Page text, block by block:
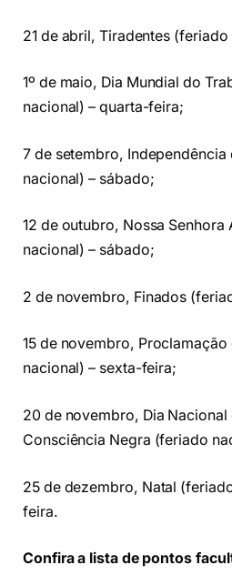
21 de abril, Tiradentes
1º de maio, Dia Mundial do
nacional) – quarta-feira;
7 de setembro,
nacional) – sábado;
12 de outubro, Nossa
nacional) – sábado;
2 de novembro, Finados
15 de novembro,
nacional) – sexta-feira;
20 de novembro, Dia Nacional
Consciência Negra (feriado
25 de dezembro, Natal
feira.
Confira a lista de pontos